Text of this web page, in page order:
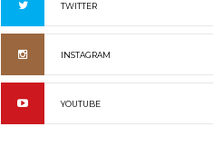
TWITTER
INSTAGRAM
YOUTUBE